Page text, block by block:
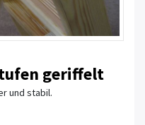
geriffelt
und stabil.